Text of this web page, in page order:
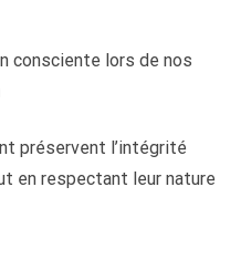
consciente lors de nos
préservent l’intégrité
en respectant leur nature